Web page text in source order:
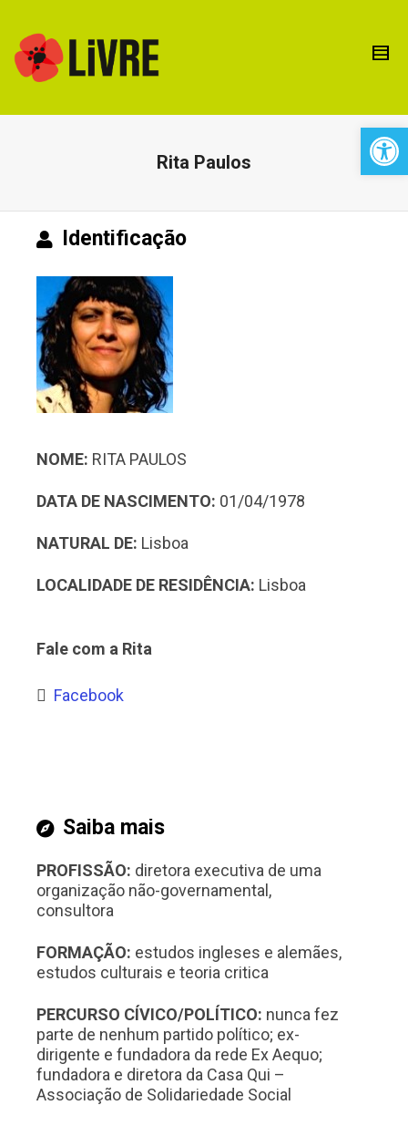
Rita Paulos
Identificação
NOME: RITA PAULOS
DATA DE NASCIMENTO: 01/04/1978
NATURAL DE: Lisboa
LOCALIDADE DE RESIDÊNCIA: Lisboa
Fale com a Rita
Facebook
Saiba mais
PROFISSÃO: diretora executiva de uma
organização não-governamental,
consultora
FORMAÇÃO: estudos ingleses e alemães,
estudos culturais e teoria critica
PERCURSO CÍVICO/POLÍTICO: nunca fez
parte de nenhum partido político; ex-
dirigente e fundadora da rede Ex Aequo;
fundadora e diretora da Casa Qui –
Associação de Solidariedade Social